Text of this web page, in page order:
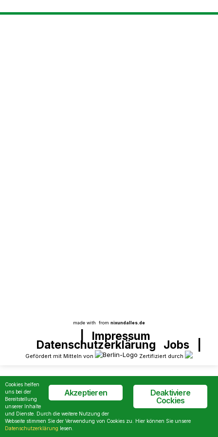
made with from nixundalles.de
Impressum
Datenschutzerklärung Jobs
Gefördert mit Mitteln von Zertifiziert durch
Deaktiviere
Cockies
Akzeptieren
Cookies helfen
uns bei der
Bereitstellung
unserer Inhalte
und Dienste. Durch die weitere Nutzung der
Webseite stimmen Sie der Verwendung von Cookies zu. Hier können Sie unsere
Datenschutzerklärung lesen.